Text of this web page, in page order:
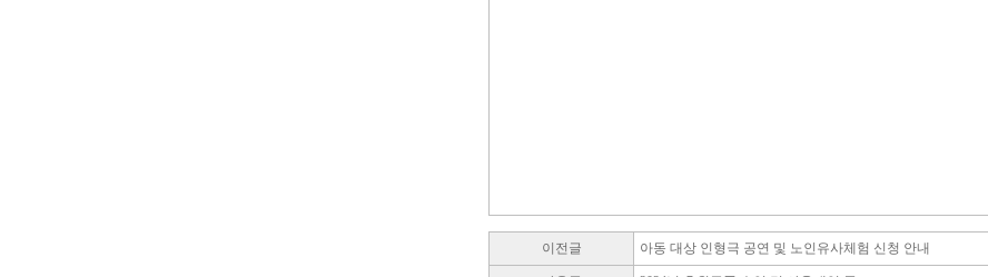
이전글 아동 대상 인형극 공연 및 노인유사체험 신청 안내